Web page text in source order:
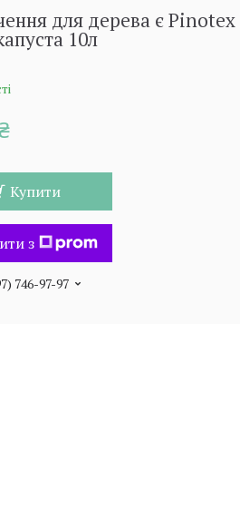
для дерева є
10л
Купити
з
746-97-97